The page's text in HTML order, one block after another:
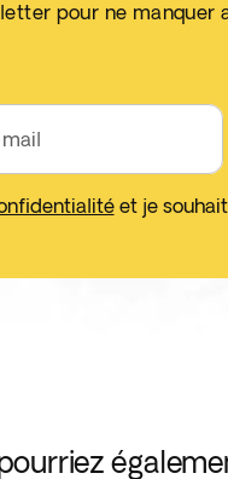
pour ne manquer
et je